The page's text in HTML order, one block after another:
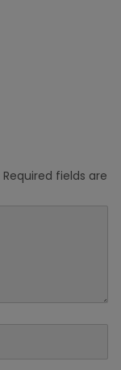
Required fields are